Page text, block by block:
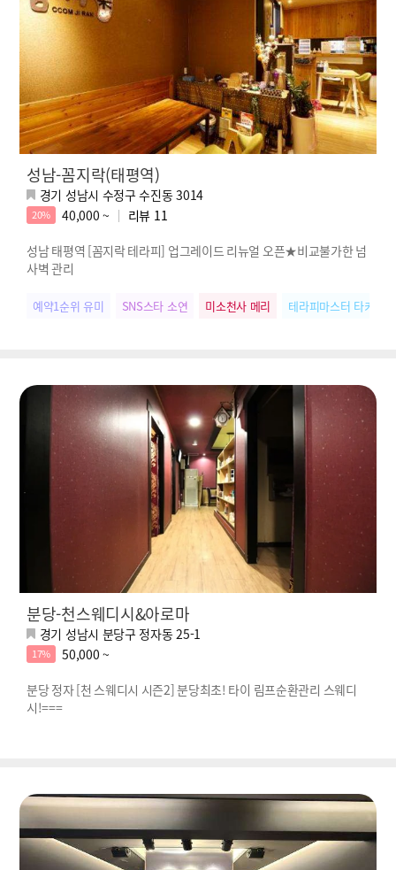
성남-꼼지락(태평역)
경기 성남시 수정구 수진동 3014
20% 40,000 ~ 리뷰 11
성남 태평역 [꼼지락 테라피] 업그레이드 리뉴얼 오픈★비교불가한 넘
사벽 관리
예약1순위 유미 SNS스타 소연 미소천사 메리 테라피마스터 타키
분당-천스웨디시&아로마
경기 성남시 분당구 정자동 25-1
17%
50,000 ~
분당 정자 [천 스웨디시 시즌2] 분당최초! 타이 림프순환관리 스웨디
시!===